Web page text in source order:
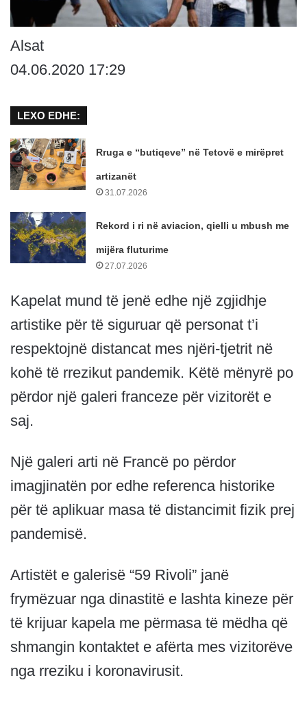
Alsat
04.06.2020 17:29
LEXO EDHE:
Rruga e “butiqeve” në Tetovë e mirëpret
artizanët
31.07.2026
Rekord i ri në aviacion, qielli u mbush me
mijëra fluturime
27.07.2026
Kapelat mund të jenë edhe një zgjidhje
artistike për të siguruar që personat t’i
respektojnë distancat mes njëri-tjetrit në
kohë të rrezikut pandemik. Këtë mënyrë po
përdor një galeri franceze për vizitorët e
saj.
Një galeri arti në Francë po përdor
imagjinatën por edhe referenca historike
për të aplikuar masa të distancimit fizik prej
pandemisë.
Artistët e galerisë “59 Rivoli” janë
frymëzuar nga dinastitë e lashta kineze për
të krijuar kapela me përmasa të mëdha që
shmangin kontaktet e afërta mes vizitorëve
nga rreziku i koronavirusit.